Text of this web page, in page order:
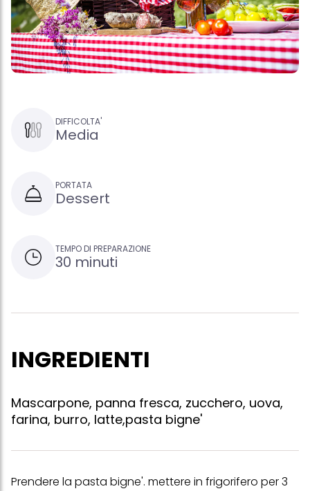
DIFFICOLTA'
Media
PORTATA
Dessert
TEMPO DI PREPARAZIONE
30 minuti
INGREDIENTI
Mascarpone, panna fresca, zucchero, uova,
farina, burro, latte,pasta bigne'
Prendere la pasta bigne'. mettere in frigorifero per 3